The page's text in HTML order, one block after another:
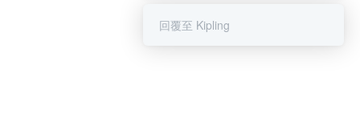
提醒您：系統會自動已讀訊息，如
回覆至 Kipling